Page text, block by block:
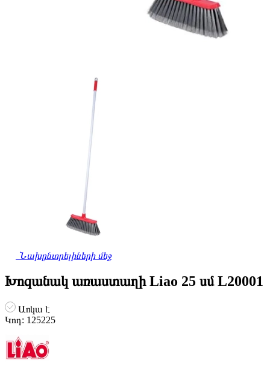
Նախընտրելիների մեջ
Խոզանակ առաստաղի Liao 25 սմ L20001
Առկա է
Կոդ: 125225